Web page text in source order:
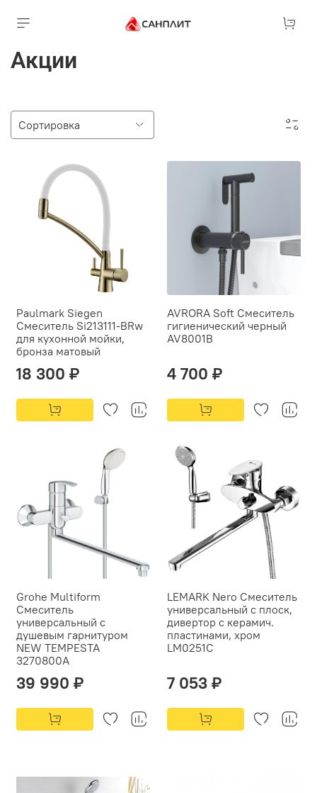
Акции
Paulmark Siegen
Смеситель Si213111-BRw
для кухонной мойки,
бронза матовый
18 300 ₽
AVRORA Soft Смеситель
гигиенический черный
AV8001B
4 700 ₽
Grohe Multiform
Смеситель
универсальный с
душевым гарнитуром
NEW TEMPESTA
3270800A
39 990 ₽
LEMARK Nero Смеситель
универсальный с плоск,
дивертор с керамич.
пластинами, хром
LM0251C
7 053 ₽